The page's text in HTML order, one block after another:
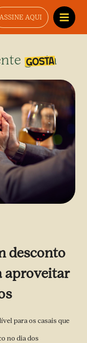
AQUI
gosta
desconto
aproveitar
para os casais que
no dia dos